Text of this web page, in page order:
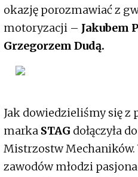
okazję porozmawiać z
motoryzacji – Jakubem
Grzegorzem Dudą.
Jak dowiedzieliśmy się z
marka STAG dołączyła
Mistrzostw Mechaników.
zawodów młodzi